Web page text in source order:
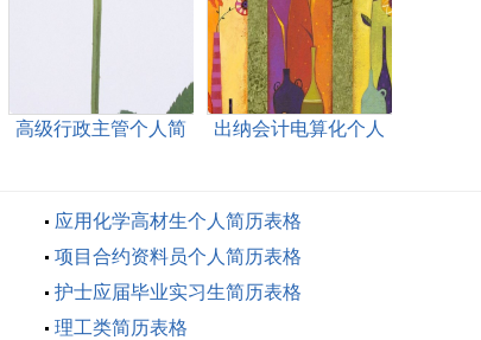
高级行政主管个人简
出纳会计电算化个人
应用化学高材生个人简历表格
项目合约资料员个人简历表格
护士应届毕业实习生简历表格
理工类简历表格